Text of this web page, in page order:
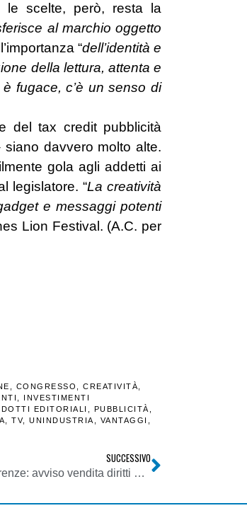
le scelte, però, resta la
al marchio oggetto
“dell’identità e
della lettura, attenta e
fugace, c’è un senso di
del tax credit pubblicità
davvero molto alte.
gola agli addetti ai
legislatore. “La creatività
e messaggi potenti
Lion Festival. (A.C. per
CONGRESSO CREATIVITÀ
INVESTIMENTI
EDITORIALI PUBBLICITÀ
TV, UNINDUSTRIA VANTAGGI
SUCCESSIVO
DTT, Toscana. Tribunale di Firenze: avviso vendita diritti d’uso e FSMA con LCN